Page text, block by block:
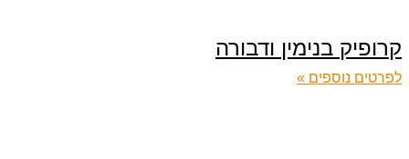
קרופיק בנימין ודבורה
לפרטים נוספים »